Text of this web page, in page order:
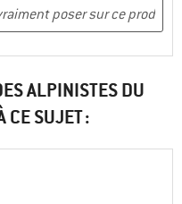
ALPINISTES DU
CE SUJET :